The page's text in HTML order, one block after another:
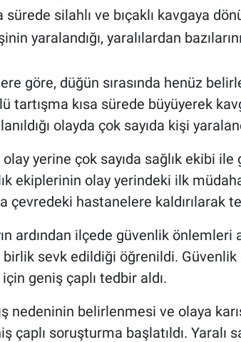
sürede silahlı ve bıçaklı kavgaya
yaralandığı, yaralılardan
göre, düğün sırasında henüz
tartışma kısa sürede büyüyerek
olayda çok sayıda kişi
yerine çok sayıda sağlık ekibi
ekiplerinin olay yerindeki ilk
çevredeki hastanelere kaldırılarak
ardından ilçede güvenlik önlemleri
birlik sevk edildiği öğrenildi. Güvenlik
geniş çaplı tedbir aldı.
nedeninin belirlenmesi ve olaya
çaplı soruşturma başlatıldı. Yaralı